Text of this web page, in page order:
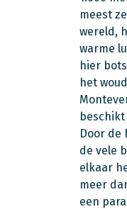
meest
wereld,
warme
hier
het
Door de
de vele
elkaar
meer
een